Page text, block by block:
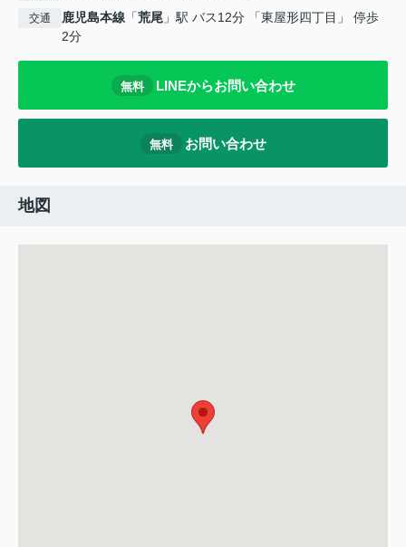
交通 鹿児島本線 「荒尾 」駅 バス12分 「東屋形四丁目」 停歩
2分
無料 LINEからお問い合わせ
無料 お問い合わせ
地図